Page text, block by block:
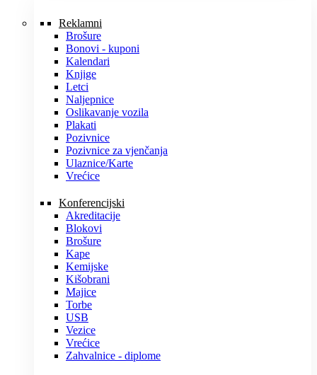
Reklamni
Brošure
Bonovi - kuponi
Kalendari
Knjige
Letci
Naljepnice
Oslikavanje vozila
Plakati
Pozivnice
Pozivnice za vjenčanja
Ulaznice/Karte
Vrećice
Konferencijski
Akreditacije
Blokovi
Brošure
Kape
Kemijske
Kišobrani
Majice
Torbe
USB
Vezice
Vrećice
Zahvalnice - diplome